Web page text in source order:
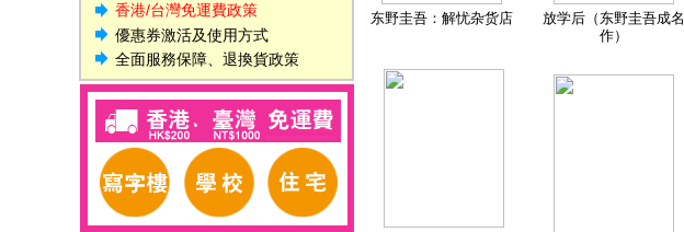
香港/台灣免運費政策
優惠券激活及使用方式
全面服務保障、退換貨政策
东野圭吾：解忧杂货店
放学后（东野圭吾成名
作）